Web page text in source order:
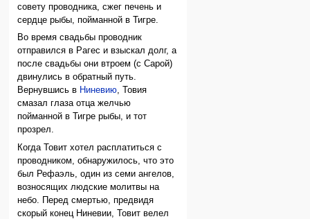
совету проводника, сжег печень и
сердце рыбы, пойманной в Тигре.
Во время свадьбы проводник
отправился в Рагес и взыскал долг, а
после свадьбы они втроем (с Сарой)
двинулись в обратный путь.
Вернувшись в Ниневию, Товия
смазал глаза отца желчью
пойманной в Тигре рыбы, и тот
прозрел.
Когда Товит хотел расплатиться с
проводником, обнаружилось, что это
был Рефаэль, один из семи ангелов,
возносящих людские молитвы на
небо. Перед смертью, предвидя
скорый конец Ниневии, Товит велел